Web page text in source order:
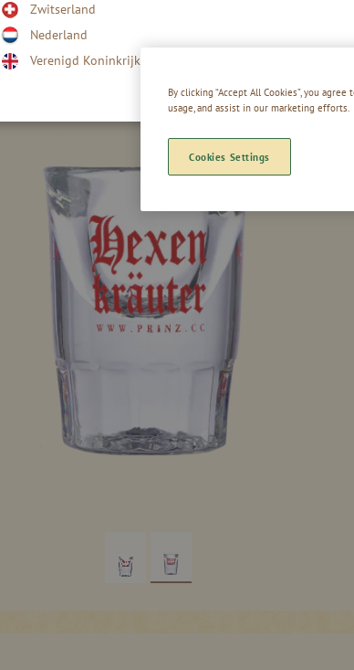
By clicking “Accept All Cookies”, you
usage, and assist in our marketing efforts.
Cookies Settings
Zwitserland
Nederland
Verenigd Koninkrijk